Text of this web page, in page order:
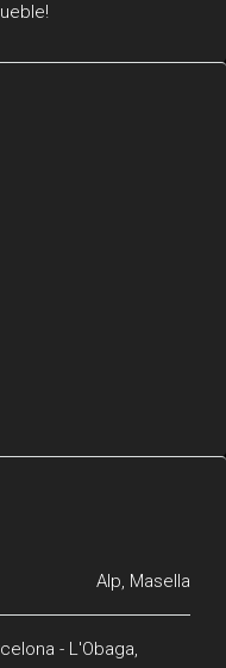
Alp, Masella
- L'Obaga,